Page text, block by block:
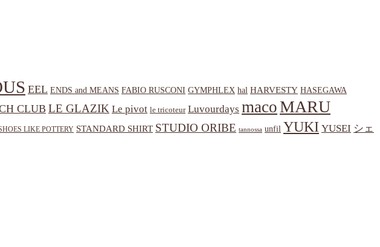
EEL ENDS and MEANS FABIO RUSCONI GYMPHLEX hal HARVESTY HASEGAWA
CLUB LE GLAZIK Le pivot le tricoteur Luvourdays macoMARU
LIKE POTTERY STANDARD SHIRT STUDIO ORIBE tannossa unfil YUKI YUSEI シェ